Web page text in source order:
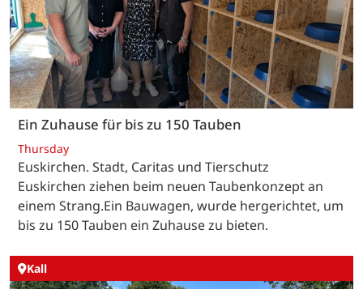
Ein Zuhause für bis zu 150 Tauben
Thursday
Euskirchen. Stadt, Caritas und Tierschutz
Euskirchen ziehen beim neuen Taubenkonzept an
einem Strang.Ein Bauwagen, wurde hergerichtet, um
bis zu 150 Tauben ein Zuhause zu bieten.
Kall